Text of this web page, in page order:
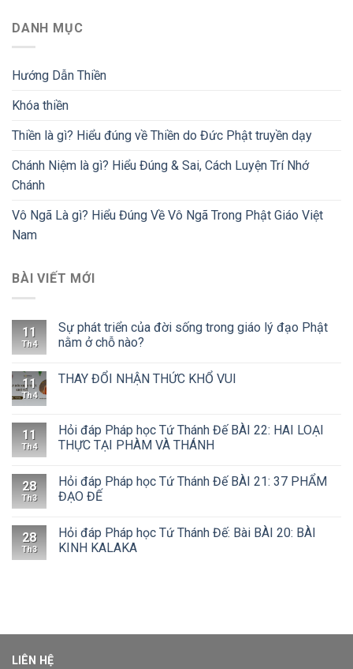
DANH MỤC
Hướng Dẫn Thiền
Khóa thiền
Thiền là gì? Hiểu đúng về Thiền do Đức Phật truyền dạy
Chánh Niệm là gì? Hiểu Đúng & Sai, Cách Luyện Trí Nhớ
Chánh
Vô Ngã Là gì? Hiểu Đúng Về Vô Ngã Trong Phật Giáo Việt
Nam
BÀI VIẾT MỚI
11
Th4
Sự phát triển của đời sống trong giáo lý đạo Phật
nằm ở chỗ nào?
11
Th4
THAY ĐỔI NHẬN THỨC KHỔ VUI
11
Th4
Hỏi đáp Pháp học Tứ Thánh Đế BÀI 22: HAI LOẠI
THỰC TẠI PHÀM VÀ THÁNH
28
Th3
Hỏi đáp Pháp học Tứ Thánh Đế BÀI 21: 37 PHẨM
ĐẠO ĐẾ
28
Th3
Hỏi đáp Pháp học Tứ Thánh Đế: Bài BÀI 20: BÀI
KINH KALAKA
LIÊN HỆ